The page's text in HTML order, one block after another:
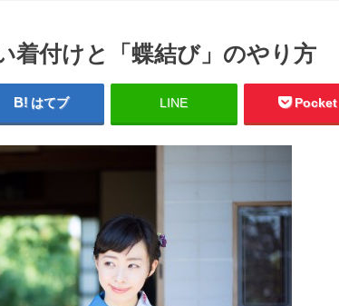
着付けと「蝶結び」のやり方
はてブ LINE Pocket